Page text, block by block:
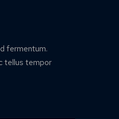
fermentum.
tellus tempor